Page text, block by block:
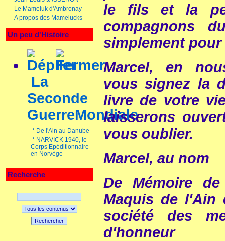
Le Mameluk d'Ambronay
A propos des Mamelucks
Un peu d'Histoire
La
Seconde
GuerreMondiale
* De l'Ain au Danube
* NARVICK 1940, le
Corps Epéditionnaire
en Norvège
Recherche
Rechercher
le fils et la
compagnons
simplement
Marcel, en
vous signez la
livre de votre
laisserons
vous oublier.
Marcel, au nom
De Mémoire
Maquis de l'Ain
société des
d'honneur